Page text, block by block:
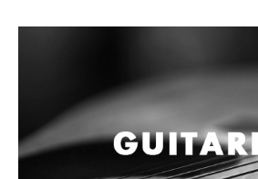
Redoblantes
Tambores